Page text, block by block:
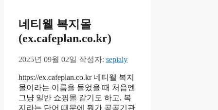
네티웰 복지몰
(ex.cafeplan.co.kr)
2025년 09월 02일 작성자: sepialy
https://ex.cafeplan.co.kr 네티웰 복지
몰이라는 이름을 들었을 때 처음엔
그냥 일반 쇼핑몰 같기도 하고, 복
지라는 단어 때문에 뭔가 공공기관